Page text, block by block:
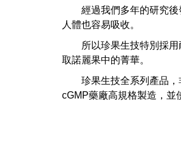
經過我們多年的研究
人體也容易吸收。
所以珍果生技特別採
取諾麗果中的菁華。
珍果生技全系列產品
cGMP藥廠高規格製造，並